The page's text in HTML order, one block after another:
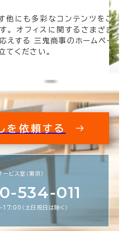
他にも多彩なコンテンツをご
。 オフィスに関するさまざま
えする 三鬼商事のホームペー
てください。
を依頼する
ビス室（東京）
534-011
（土日祝日は除く）